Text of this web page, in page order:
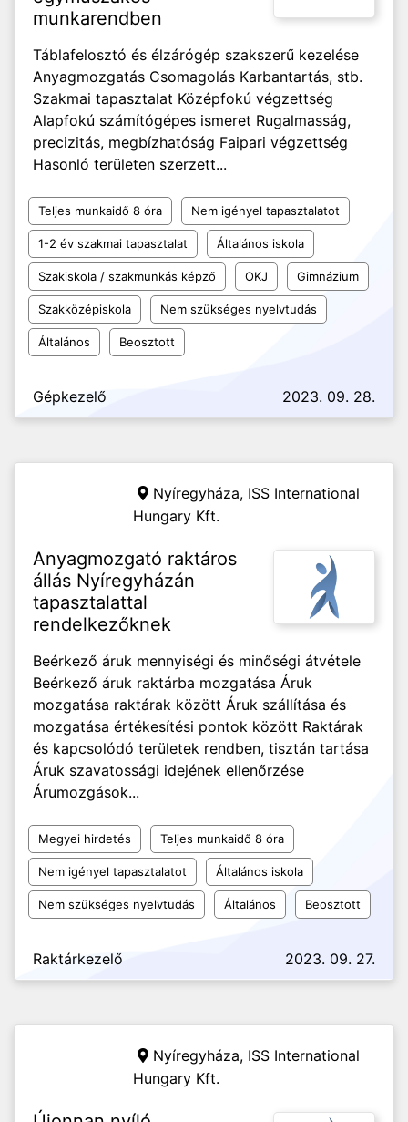
munkarendben
Táblafelosztó és élzárógép szakszerű kezelése
Anyagmozgatás Csomagolás Karbantartás, stb.
Szakmai tapasztalat Középfokú végzettség
Alapfokú számítógépes ismeret Rugalmasság,
precizitás, megbízhatóság Faipari végzettség
Hasonló területen szerzett...
Teljes munkaidő 8 óra Nem igényel tapasztalatot
1-2 év szakmai tapasztalat Általános iskola
Szakiskola / szakmunkás képző OKJ Gimnázium
Szakközépiskola Nem szükséges nyelvtudás
Általános Beosztott
Gépkezelő 2023. 09. 28.
Nyíregyháza, ISS International
Hungary Kft.
Anyagmozgató raktáros
állás Nyíregyházán
tapasztalattal
rendelkezőknek
Beérkező áruk mennyiségi és minőségi átvétele
Beérkező áruk raktárba mozgatása Áruk
mozgatása raktárak között Áruk szállítása és
mozgatása értékesítési pontok között Raktárak
és kapcsolódó területek rendben, tisztán tartása
Áruk szavatossági idejének ellenőrzése
Árumozgások...
Megyei hirdetés Teljes munkaidő 8 óra
Nem igényel tapasztalatot Általános iskola
Nem szükséges nyelvtudás Általános Beosztott
Raktárkezelő 2023. 09. 27.
Nyíregyháza, ISS International
Hungary Kft.